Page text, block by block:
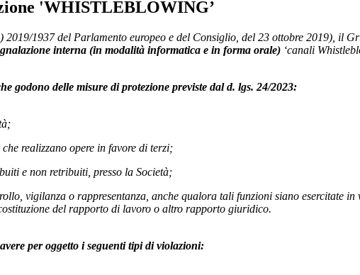
'WHISTLEBLOWING’
1937 del Parlamento europeo e del Consiglio, del 23 ottobre 2019), il
interna (in modalità informatica e in forma orale) ‘canali
godono delle misure di protezione previste dal d. lgs. 24/2023:
realizzano opere in favore di terzi;
e non retribuiti, presso la Società;
vigilanza o rappresentanza, anche qualora tali funzioni siano esercitate
del rapporto di lavoro o altro rapporto giuridico.
per oggetto i seguenti tipi di violazioni: